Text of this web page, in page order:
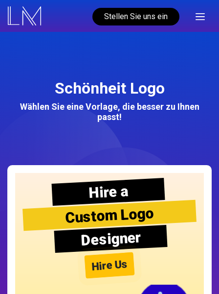
Stellen Sie uns ein
Schönheit Logo
Wählen Sie eine Vorlage, die besser zu Ihnen
passt!
Hire a
Custom Logo
Designer
Hire Us